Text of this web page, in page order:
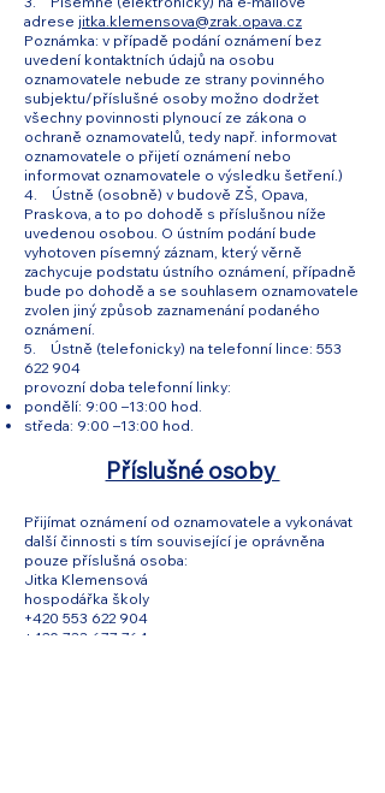
adrese jitka.klemensova@zrak.opava.cz
Poznámka: v případě podání oznámení bez
uvedení kontaktních údajů na osobu
oznamovatele nebude ze strany povinného
subjektu/příslušné osoby možno dodržet
všechny povinnosti plynoucí ze zákona o
ochraně oznamovatelů, tedy např. informovat
oznamovatele o přijetí oznámení nebo
informovat oznamovatele o výsledku šetření.)
4. Ústně (osobně) v budově ZŠ, Opava,
Praskova, a to po dohodě s příslušnou níže
uvedenou osobou. O ústním podání bude
vyhotoven písemný záznam, který věrně
zachycuje podstatu ústního oznámení, případně
bude po dohodě a se souhlasem oznamovatele
zvolen jiný způsob zaznamenání podaného
oznámení.
5. Ústně (telefonicky) na telefonní lince: 553
622 904
provozní doba telefonní linky:
pondělí: 9:00 –13:00 hod.
středa: 9:00 –13:00 hod.
Příslušné osoby
Přijímat oznámení od oznamovatele a vykonávat
další činnosti s tím související je oprávněna
pouze příslušná osoba:
Jitka Klemensová
hospodářka školy
+420 553 622 904
+420 733 677 764